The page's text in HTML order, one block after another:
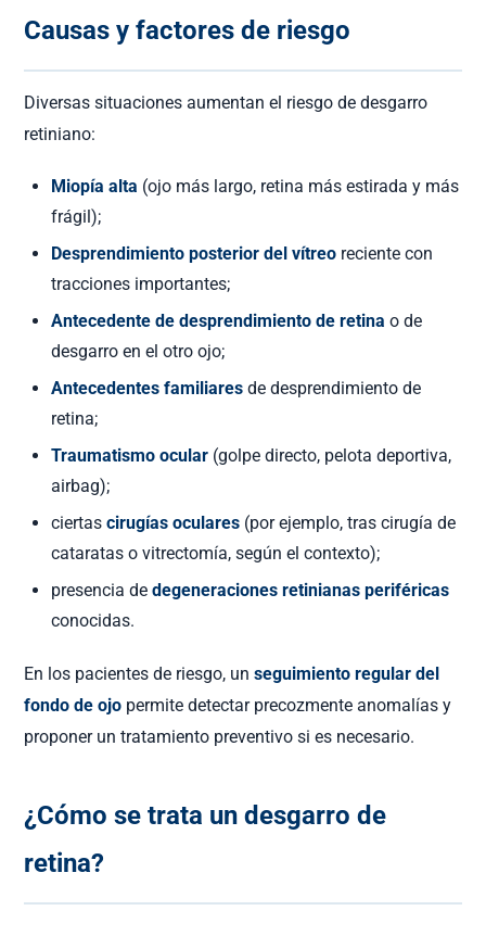
Causas y factores de riesgo
Diversas situaciones aumentan el riesgo de desgarro
retiniano:
Miopía alta (ojo más largo, retina más estirada y más
frágil);
Desprendimiento posterior del vítreo reciente con
tracciones importantes;
Antecedente de desprendimiento de retina o de
desgarro en el otro ojo;
Antecedentes familiares de desprendimiento de
retina;
Traumatismo ocular (golpe directo, pelota deportiva,
airbag);
ciertascirugías oculares (por ejemplo, tras cirugía de
cataratas o vitrectomía, según el contexto);
presencia dedegeneraciones retinianas periféricas
conocidas.
En los pacientes de riesgo, unseguimiento regular del
fondo de ojo permite detectar precozmente anomalías y
proponer un tratamiento preventivo si es necesario.
¿Cómo se trata un desgarro de
retina?